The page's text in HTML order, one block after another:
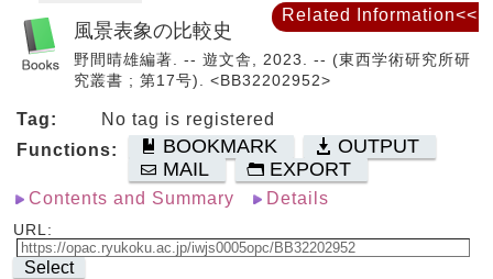
風景表象の比較史
野間晴雄編著. -- 遊文舎, 2023. -- (東西学術研究所研
究叢書 ; 第17号). <BB32202952>
Tag:
No tag is registered
Functions:
BOOKMARK
OUTPUT
MAIL
EXPORT
Contents and Summary Details
URL:
Select
Related Information<<